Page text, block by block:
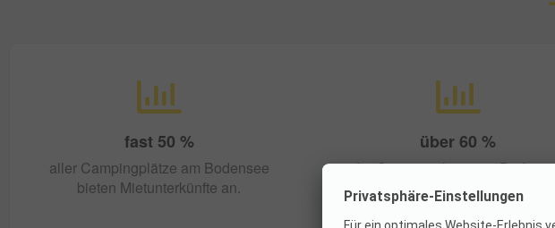
fast 50 %
aller Campingplätze am Bodensee
bieten Mietunterkünfte an.
über 60 %
der Campingplätze am
liegen direkt am See.